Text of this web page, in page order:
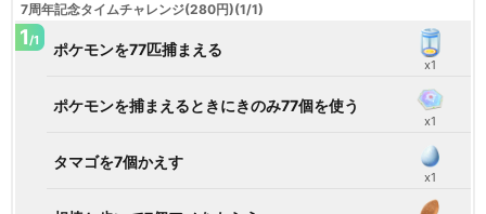
7周年記念タイムチャレンジ(280円)(1/1)
1/1 ポケモンを77匹捕まえる
x1
ポケモンを捕まえるときにきのみ77個を使う
x1
タマゴを7個かえす
x1